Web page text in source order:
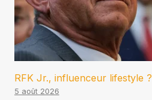
RFK Jr., influenceur lifestyle ?
5 août 2026